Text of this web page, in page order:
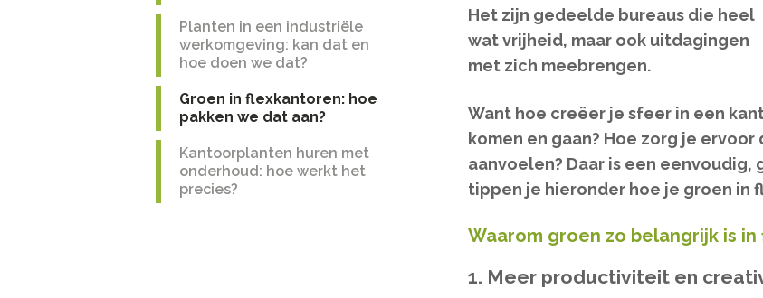
Het zijn gedeelde bureaus die heel
wat vrijheid, maar ook uitdagingen
met zich meebrengen.
Want hoe creëer je sfeer in een
komen en gaan? Hoe zorg je
aanvoelen? Daar is een
tippen je hieronder hoe je groen in
Waarom groen zo belangrijk is
1. Meer productiviteit en
Planten in een industriële
werkomgeving: kan dat en
hoe doen we dat?
Groen in flexkantoren: hoe
pakken we dat aan?
Kantoorplanten huren met
onderhoud: hoe werkt het
precies?